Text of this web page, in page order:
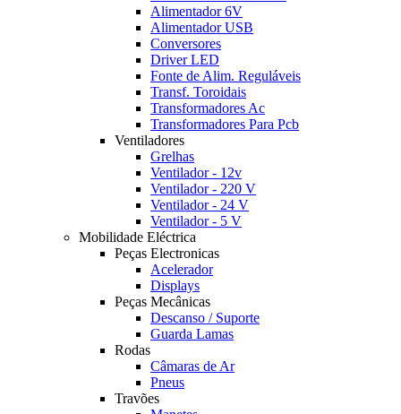
Alimentador 6V
Alimentador USB
Conversores
Driver LED
Fonte de Alim. Reguláveis
Transf. Toroidais
Transformadores Ac
Transformadores Para Pcb
Ventiladores
Grelhas
Ventilador - 12v
Ventilador - 220 V
Ventilador - 24 V
Ventilador - 5 V
Mobilidade Eléctrica
Peças Electronicas
Acelerador
Displays
Peças Mecânicas
Descanso / Suporte
Guarda Lamas
Rodas
Câmaras de Ar
Pneus
Travões